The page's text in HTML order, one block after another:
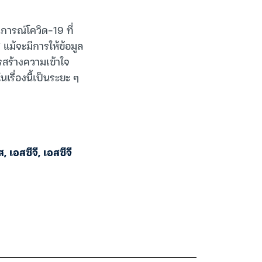
ารณ์โควิด-19 ที่
ม้จะมีการให้ข้อมูล
างความเข้าใจ
รื่องนี้เป็นระยะ ๆ
, เอสซีจี, เอสซีจี